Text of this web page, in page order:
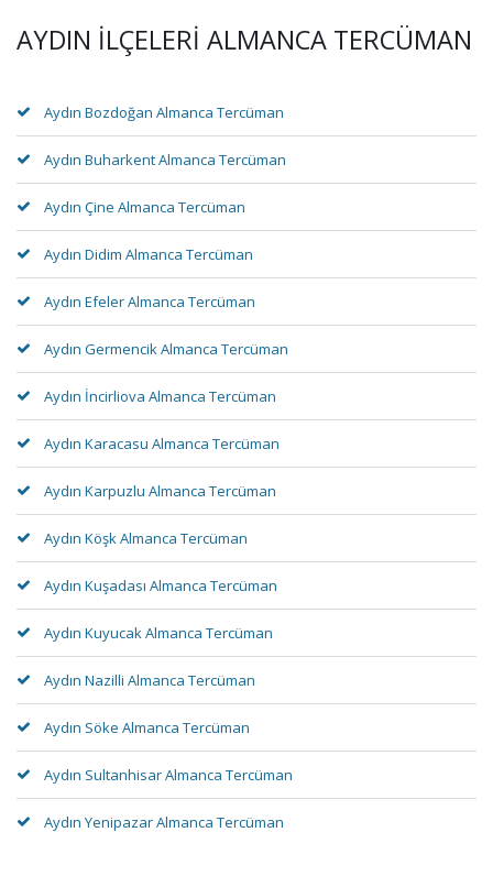
AYDIN İLÇELERI ALMANCA TERCÜMAN
Aydın Bozdoğan Almanca Tercüman
Aydın Buharkent Almanca Tercüman
Aydın Çine Almanca Tercüman
Aydın Didim Almanca Tercüman
Aydın Efeler Almanca Tercüman
Aydın Germencik Almanca Tercüman
Aydın İncirliova Almanca Tercüman
Aydın Karacasu Almanca Tercüman
Aydın Karpuzlu Almanca Tercüman
Aydın Köşk Almanca Tercüman
Aydın Kuşadası Almanca Tercüman
Aydın Kuyucak Almanca Tercüman
Aydın Nazilli Almanca Tercüman
Aydın Söke Almanca Tercüman
Aydın Sultanhisar Almanca Tercüman
Aydın Yenipazar Almanca Tercüman